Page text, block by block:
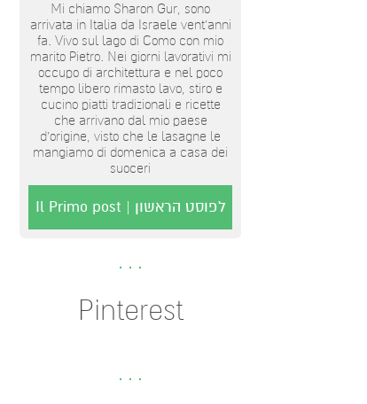
Mi chiamo Sharon Gur, sono
arrivata in Italia da Israele vent'anni
fa. Vivo sul lago di Como con mio
marito Pietro. Nei giorni lavorativi mi
occupo di architettura e nel poco
tempo libero rimasto lavo, stiro e
cucino piatti tradizionali e ricette
che arrivano dal mio paese
d’origine, visto che le lasagne le
mangiamo di domenica a casa dei
suoceri
לפוסט הראשון | Il Primo post
Pinterest